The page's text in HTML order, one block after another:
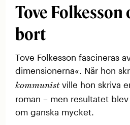
Tove
bort
Tove Folkesson fascineras
dimensionerna«. När hon
kommunistville hon skriva
roman – men resultatet
om ganska mycket.